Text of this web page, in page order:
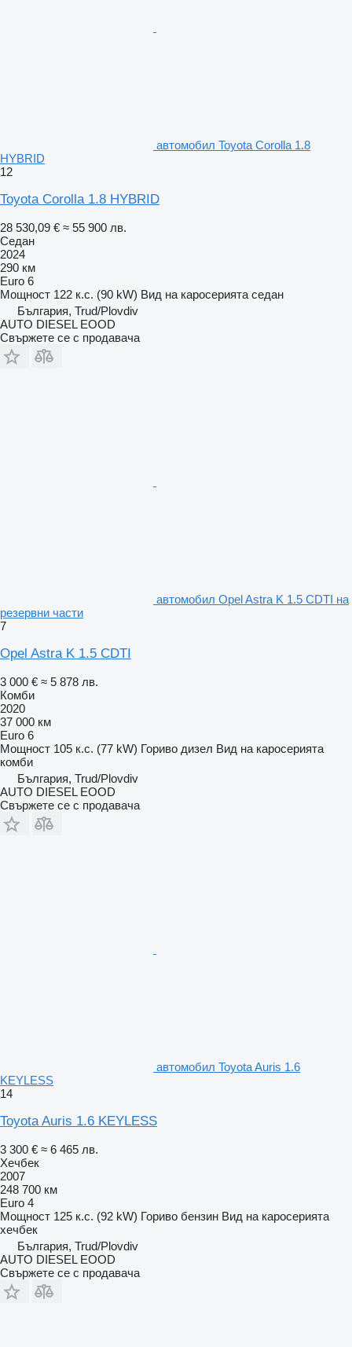
автомобил Toyota Corolla 1.8
HYBRID
12
Toyota Corolla 1.8 HYBRID
28 530,09 € ≈ 55 900 лв.
Седан
2024
290 км
Euro 6
Мощност 122 к.с. (90 kW) Вид на каросерията седан
България, Trud/Plovdiv
AUTO DIESEL EOOD
Свържете се с продавача
автомобил Opel Astra K 1.5 CDTI на
резервни части
7
Opel Astra K 1.5 CDTI
3 000 € ≈ 5 878 лв.
Комби
2020
37 000 км
Euro 6
Мощност 105 к.с. (77 kW) Гориво дизел Вид на каросерията
комби
България, Trud/Plovdiv
AUTO DIESEL EOOD
Свържете се с продавача
автомобил Toyota Auris 1.6
KEYLESS
14
Toyota Auris 1.6 KEYLESS
3 300 € ≈ 6 465 лв.
Хечбек
2007
248 700 км
Euro 4
Мощност 125 к.с. (92 kW) Гориво бензин Вид на каросерията
хечбек
България, Trud/Plovdiv
AUTO DIESEL EOOD
Свържете се с продавача